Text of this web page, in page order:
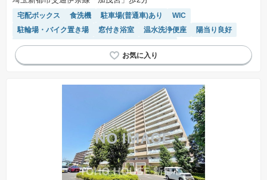
宅配ボックス 食洗機 駐車場(普通車)あり
WIC
駐輪場・バイク置き場
窓付き浴室 温水洗浄便座
陽当り良好
システムキッチン
浴室乾燥機 エレベーター